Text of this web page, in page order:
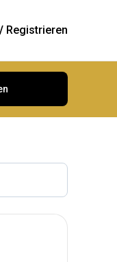
/ Registrieren